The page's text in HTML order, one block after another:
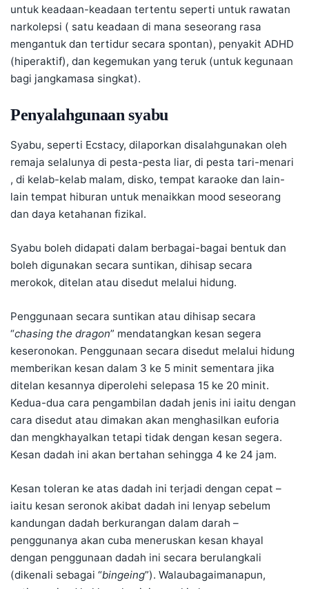
untuk keadaan-keadaan tertentu seperti untuk rawatan
narkolepsi ( satu keadaan di mana seseorang rasa
mengantuk dan tertidur secara spontan), penyakit ADHD
(hiperaktif), dan kegemukan yang teruk (untuk kegunaan
bagi jangkamasa singkat).
Penyalahgunaan syabu
Syabu, seperti Ecstacy, dilaporkan disalahgunakan oleh
remaja selalunya di pesta-pesta liar, di pesta tari-menari
, di kelab-kelab malam, disko, tempat karaoke dan lain-
lain tempat hiburan untuk menaikkan mood seseorang
dan daya ketahanan fizikal.
Syabu boleh didapati dalam berbagai-bagai bentuk dan
boleh digunakan secara suntikan, dihisap secara
merokok, ditelan atau disedut melalui hidung.
Penggunaan secara suntikan atau dihisap secara
“chasing the dragon” mendatangkan kesan segera
keseronokan. Penggunaan secara disedut melalui hidung
memberikan kesan dalam 3 ke 5 minit sementara jika
ditelan kesannya diperolehi selepasa 15 ke 20 minit.
Kedua-dua cara pengambilan dadah jenis ini iaitu dengan
cara disedut atau dimakan akan menghasilkan euforia
dan mengkhayalkan tetapi tidak dengan kesan segera.
Kesan dadah ini akan bertahan sehingga 4 ke 24 jam.
Kesan toleran ke atas dadah ini terjadi dengan cepat –
iaitu kesan seronok akibat dadah ini lenyap sebelum
kandungan dadah berkurangan dalam darah –
penggunanya akan cuba meneruskan kesan khayal
dengan penggunaan dadah ini secara berulangkali
(dikenali sebagai “bingeing”). Walaubagaimanapun,